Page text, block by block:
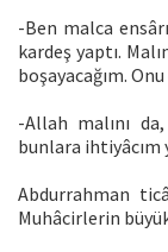
-Ben malca
kardeş yaptı.
boşayacağım.
-Allah malını
bunlara ihtiyâcım
Abdurrahman
Muhâcirlerin